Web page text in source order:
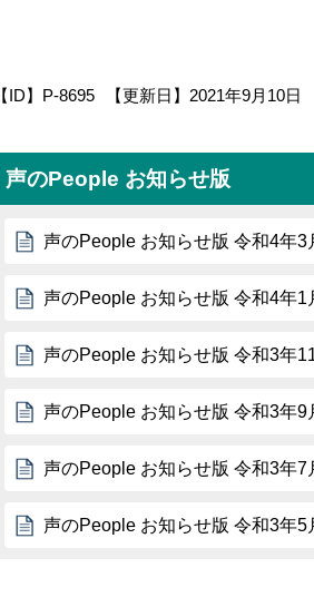
【ID】 P-8695 【更新日】 2021年9月10日
声のPeople お知らせ版
声のPeople お知らせ版 令和4年3
声のPeople お知らせ版 令和4年1
声のPeople お知らせ版 令和3年
声のPeople お知らせ版 令和3年9
声のPeople お知らせ版 令和3年7
声のPeople お知らせ版 令和3年5